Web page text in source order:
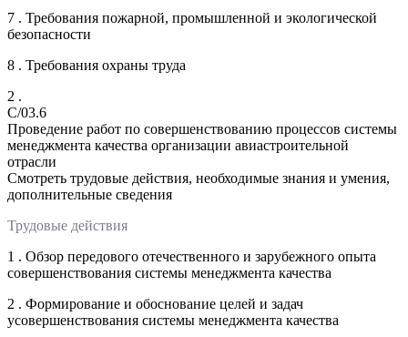
7 . Требования пожарной, промышленной и экологической
безопасности
8 . Требования охраны труда
2 .
C/03.6
Проведение работ по совершенствованию процессов системы
менеджмента качества организации авиастроительной
отрасли
Смотреть трудовые действия, необходимые знания и умения,
дополнительные сведения
Трудовые действия
1 . Обзор передового отечественного и зарубежного опыта
совершенствования системы менеджмента качества
2 . Формирование и обоснование целей и задач
усовершенствования системы менеджмента качества